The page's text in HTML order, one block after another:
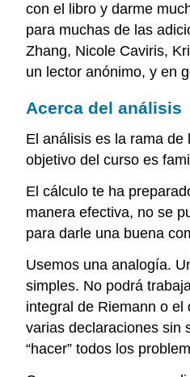
con el libro y darme
para muchas de las
Zhang, Nicole Caviris,
un lector anónimo, y en
Acerca del análisis
El análisis es la rama
objetivo del curso es
El cálculo te ha
manera efectiva, no se
para darle una buena
Usemos una analogía.
simples. No podrá
integral de Riemann o
varias declaraciones sin
“hacer” todos los